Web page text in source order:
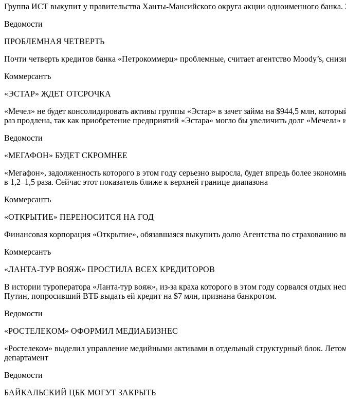
Группа ИСТ выкупит у правительства Ханты-Мансийского округа акции одноименного
Ведомости
ПРОБЛЕМНАЯ ЧЕТВЕРТЬ
Почти четверть кредитов банка «Петрокоммерц» проблемные, считает агентство Moody’s,
Коммерсантъ
«ЭСТАР» ЖДЕТ ОТСРОЧКА
«Мечел» не будет консолидировать активы группы «Эстар» в зачет займа на $944,5 млн,
раз продлена, так как приобретение предприятий «Эстара» могло бы увеличить долг
Ведомости
«МЕГАФОН» БУДЕТ СКРОМНЕЕ
«Мегафон», задолженность которого в этом году серьезно выросла, будет впредь более
в 1,2–1,5 раза. Сейчас этот показатель ближе к верхней границе диапазона
Коммерсантъ
«ОТКРЫТИЕ» ПЕРЕНОСИТСЯ НА ГОД
Финансовая корпорация «Открытие», обязавшаяся выкупить долю Агентства по
Коммерсантъ
«ЛАНТА-ТУР ВОЯЖ» ПРОСТИЛА ВСЕХ КРЕДИТОРОВ
В истории туроператора «Ланта-тур вояж», из-за краха которого в этом году сорвался отдых
Путин, попросивший ВТБ выдать ей кредит на $7 млн, признана банкротом.
Ведомости
«РОСТЕЛЕКОМ» ОФОРМИЛ МЕДИАБИЗНЕС
«Ростелеком» выделил управление медийными активами в отдельный структурный блок.
департамент
Ведомости
БАЙКАЛЬСКИЙ ЦБК МОГУТ ЗАКРЫТЬ